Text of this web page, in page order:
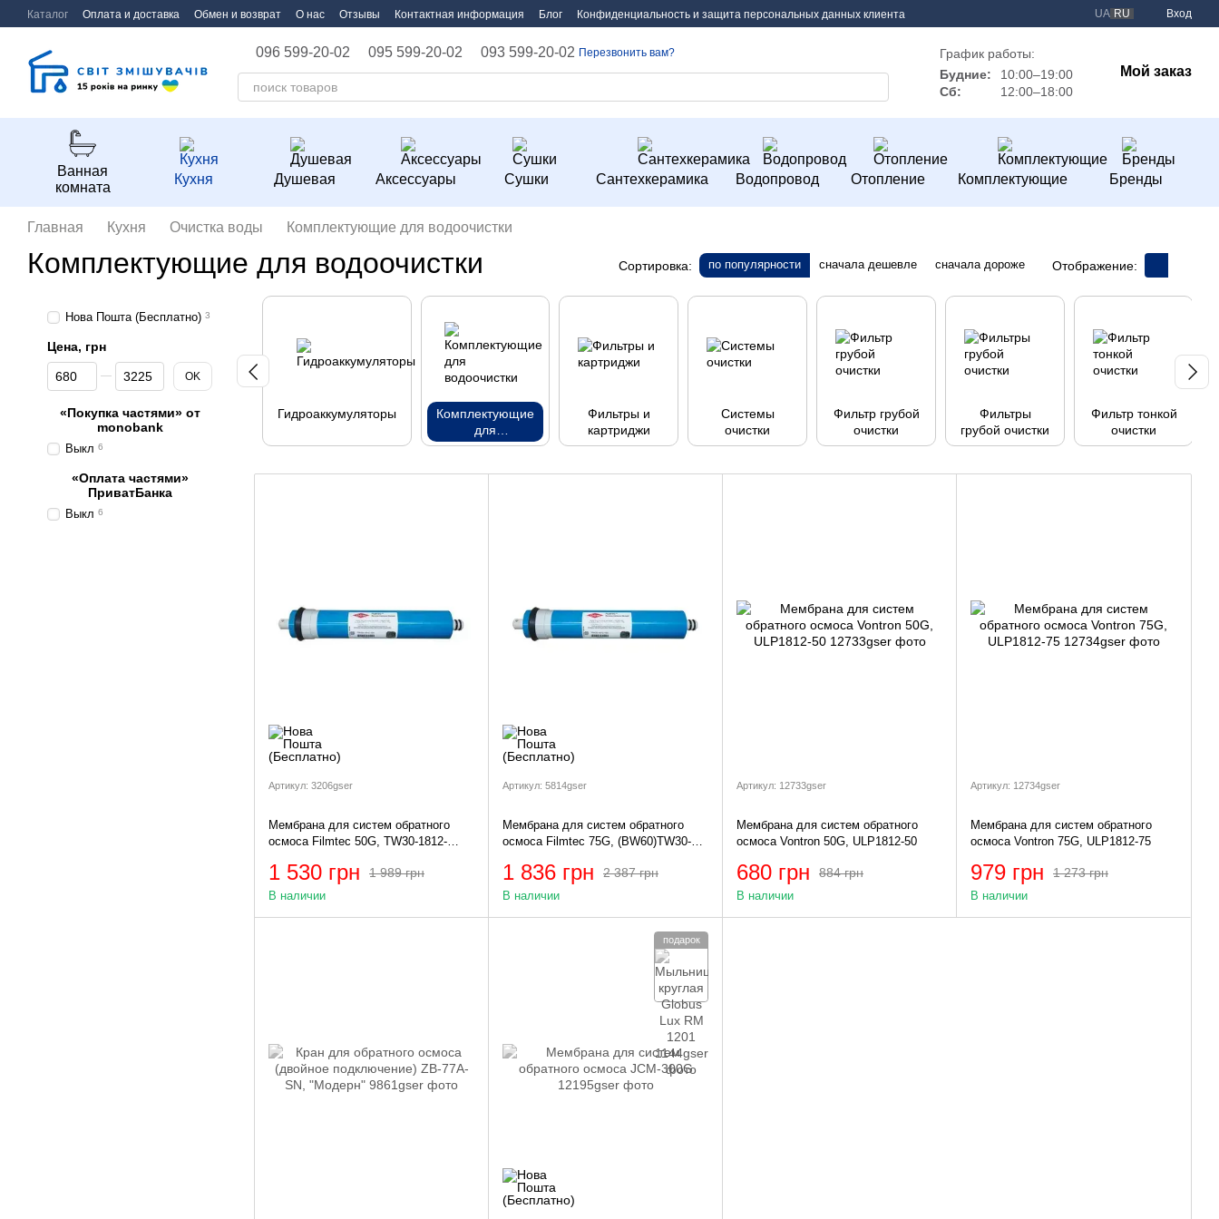
Перейти к основному контенту
Каталог Оплата и доставка Обмен и возврат О нас Отзывы Контактная информация Блог Конфиденциальность и защита персональных данных клиента UA RU Вход
096 599-20-02 095 599-20-02 093 599-20-02 Перезвонить вам?
График работы:
Будние:
10:00–19:00
Сб:
12:00–18:00
Мой заказ
Ванная
комната
Кухня Душевая Аксессуары Сушки Сантехкерамика Водопровод Отопление Комплектующие Бренды
Главная Кухня Очистка воды Комплектующие для водоочистки
Комплектующие для водоочистки Сортировка: по популярности сначала дешевле сначала дороже Отображение:
Гидроаккумуляторы
Комплектующие
для
водоочистки
Фильтры и
картриджи
Системы
очистки
Фильтр грубой
очистки
Фильтры
грубой очистки
Фильтр тонкой
очистки
Артикул: 3206gser
Мембрана для систем обратного
осмоса Filmtec 50G, TW30-1812-
1 989 грн
1 530 грн
В наличии
Артикул: 5814gser
Мембрана для систем обратного
осмоса Filmtec 75G, (BW60)TW30-
2 387 грн
1 836 грн
В наличии
Артикул: 12733gser
Мембрана для систем обратного
осмоса Vontron 50G, ULP1812-50
884 грн
680 грн
В наличии
Артикул: 12734gser
Мембрана для систем обратного
осмоса Vontron 75G, ULP1812-75
1 273 грн
979 грн
В наличии
подарок
Нова Пошта (Бесплатно) 3
Цена, грн
От Цена, грн
До Цена, грн OK
«Покупка частями» от
monobank
Выкл 6
«Оплата частями»
ПриватБанка
Выкл 6